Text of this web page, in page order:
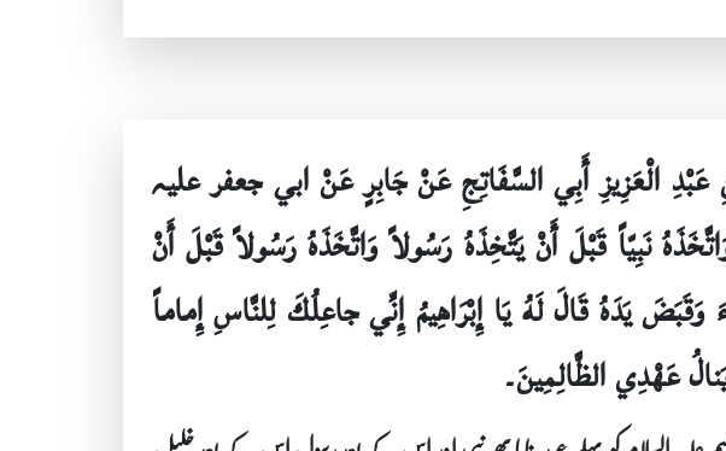
أَبِي السَّفَاتِجِ عَنْ جَابِرٍ عَنْ ابي جعفر علیہ
نَبِيّاً قَبْلَ أَنْ يَتَّخِذَهُ رَسُولاً وَاتَّخَذَهُ رَسُولاً قَبْلَ أَنْ
وَقَبَضَ يَدَهُ قَالَ لَهُ يَا إِبْرَاهِيمُ إِنِّي جاعِلُكَ لِلنَّاسِ إِماماً
عَهْدِي الظَّالِمِينَ۔